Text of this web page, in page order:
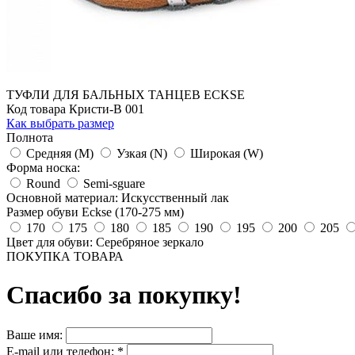
ТУФЛИ ДЛЯ БАЛЬНЫХ ТАНЦЕВ ECKSE
Код товара Кристи-В 001
Как выбрать размер
Полнота
Средняя (M)
Узкая (N)
Широкая (W)
Форма носка:
Round
Semi-sguare
Основной материал: Искусственный лак
Размер обуви Eckse (170-275 мм)
170
175 180 185 190 195 200 205
Цвет для обуви: Серебряное зеркало
ПОКУПКА ТОВАРА
Спасибо за покупку!
Ваше имя:
E-mail или телефон: *